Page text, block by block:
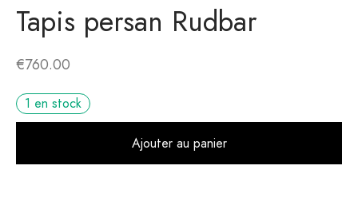
Tapis persan Rudbar
€760.00
1 en stock
Ajouter au panier